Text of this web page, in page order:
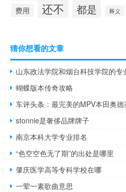
费用 还不 都是 释义
猜你想看的文章
山东政法学院和烟台科技学院的专
蝴蝶版本传奇攻略
车评头条：最完美的MPV本田奥
stonnie是奢侈品牌牌子
南京本科大学专业排名
“色空空色无了期”的出处是哪里
肇庆医学高等专科学校在哪
一荤一素歌曲意思